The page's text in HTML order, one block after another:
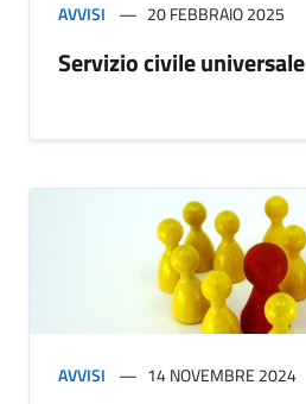
AVVISI 20 FEBBRAIO 2025
Servizio civile universale
AVVISI 14 NOVEMBRE 2024